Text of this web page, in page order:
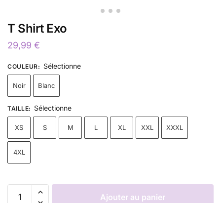
T Shirt Exo
29,99 €
COULEUR: Sélectionne
Noir Blanc
TAILLE: Sélectionne
XS S M L XL XXL XXXL
4XL
Ajouter au panier